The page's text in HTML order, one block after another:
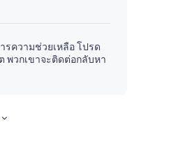
รความช่วยเหลือ โปรด
พวกเขาจะติดต่อกลับหา